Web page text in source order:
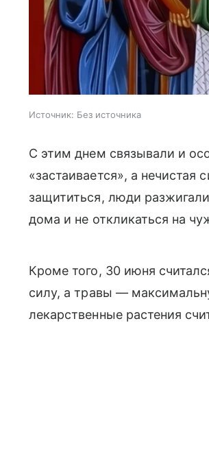
Источник: Без источника
С этим днем связывали и
«застаивается», а нечистая
защититься, люди
дома и не откликаться на
Кроме того, 30 июня
силу, а травы —
лекарственные растения